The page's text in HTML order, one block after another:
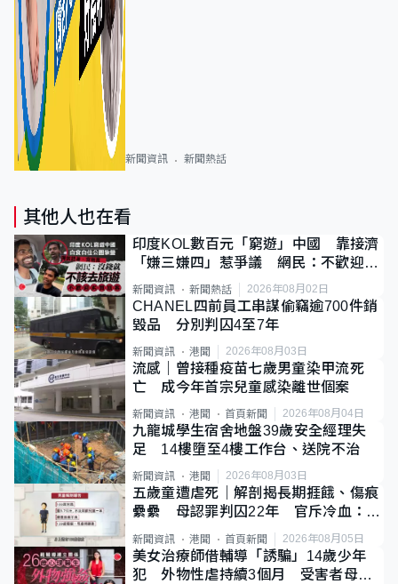
新聞資訊 新聞熱話
其他人也在看
印度KOL數百元「窮遊」中國 靠接濟
「嫌三嫌四」惹爭議 網民：不歡迎劣
質旅客
新聞資訊 新聞熱話 2026年08月02日
CHANEL四前員工串謀偷竊逾700件銷
毀品 分別判囚4至7年
新聞資訊 港聞 2026年08月03日
流感｜曾接種疫苗七歲男童染甲流死
亡 成今年首宗兒童感染離世個案
新聞資訊 港聞 首頁新聞 2026年08月04日
九龍城學生宿舍地盤39歲安全經理失
足 14樓墮至4樓工作台、送院不治
新聞資訊 港聞 2026年08月03日
五歲童遭虐死｜解剖揭長期捱餓、傷痕
纍纍 母認罪判囚22年 官斥冷血：同
類案最惡劣
新聞資訊 港聞 首頁新聞 2026年08月05日
美女治療師借輔導「誘騙」14歲少年
犯 外物性虐持續3個月 受害者母：